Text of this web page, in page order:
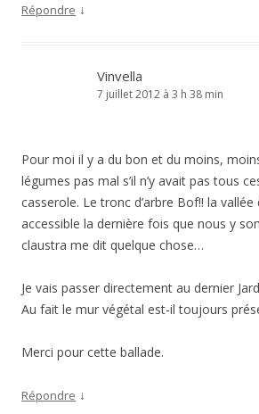
Répondre ↓
Vinvella
7 juillet 2012 à 3 h 38 min
Pour moi il y a du bon et du moins,
légumes pas mal s’il n’y avait pas tous
casserole. Le tronc d’arbre Bof!! la
accessible la dernière fois que nous y
claustra me dit quelque chose…
Je vais passer directement au dernier
Au fait le mur végétal est-il toujours
Merci pour cette ballade.
Répondre ↓